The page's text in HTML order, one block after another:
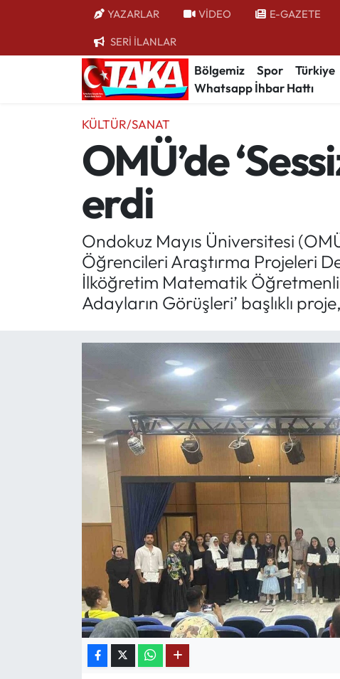
YAZARLAR VİDEO E-GAZETE
SERİ İLANLAR
Bölgemiz Spor Türkiye
Whatsapp İhbar Hattı
KÜLTÜR/SANAT
OMÜ’de
erdi
Ondokuz Mayıs Üniversitesi
Öğrencileri Araştırma Projeleri
İlköğretim Matematik
Adayların Görüşleri’ başlıklı
Bölgemiz
Kültür/Sanat
Politik Kulis
Magazin
Mektup Galeri
Manşet
Köşe Yazıları
Karikatür Galeri
ASTROLOJİ
Spor Yazıları
Mektup Galeri
Ekonomi
Trabzon Nöbetçi Eczaneler
Trabzon Hava Durumu
Trabzon Trafik Yoğunluk Haritası
Süper Lig Puan Durumu ve Fikstür
Tüm Manşetler
Son Dakika Haberleri
Haber Arşivi